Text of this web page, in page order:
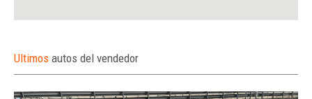
Ultimos autos del vendedor